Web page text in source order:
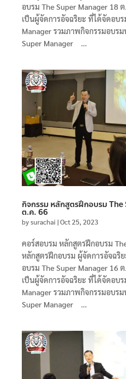
อบรม The Super Manager 18
เป็นผู้จัดการอัจฉริยะ ที่ได้จัดอบ
Manager รวมภาพกิจกรรมอบร
Super Manager ...
กิจกรรม หลักสูตรฝึกอบรม The
ต.ค. 66
bysurachai |Oct 25, 2023
คอร์สอบรม หลักสูตรฝึกอบรม
หลักสูตรฝึกอบรม ผู้จัดการอัจฉริ
อบรม The Super Manager 16
เป็นผู้จัดการอัจฉริยะ ที่ได้จัดอบ
Manager รวมภาพกิจกรรมอบร
Super Manager ...